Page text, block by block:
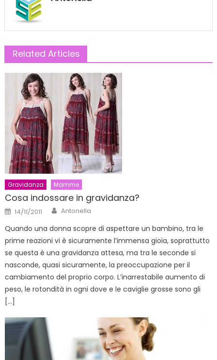
Related Articles
Gravidanza Mamme
Cosa indossare in gravidanza?
Posted
on
14/11/2011 Author
Antonella
Quando una donna scopre di aspettare un bambino, tra le
prime reazioni vi è sicuramente l’immensa gioia, soprattutto
se questa è una gravidanza attesa, ma tra le seconde si
nasconde, quasi sicuramente, la preoccupazione per il
cambiamento del proprio corpo. L’inarrestabile aumento di
peso, le rotondità in ogni dove e le caviglie grosse sono gli
[…]